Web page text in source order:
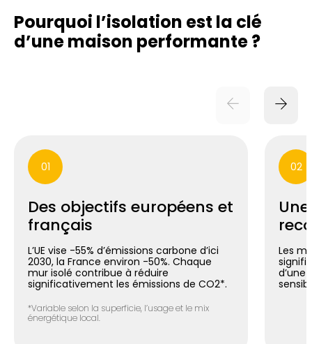
Pourquoi l’isolation est la clé
d’unemaison performante ?
01
Des objectifs européens et
français
L’UE vise -55% d’émissions carbone d’ici
2030, la France environ -50%. Chaque
mur isolé contribue à réduire
significativement les émissions de CO2*.
*Variable selon la superficie, l’usage et le mix
énergétique local.
02
Les
d’une